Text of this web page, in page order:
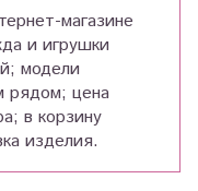
магазине
и игрушки
модели
рядом; цена
в корзину
изделия.